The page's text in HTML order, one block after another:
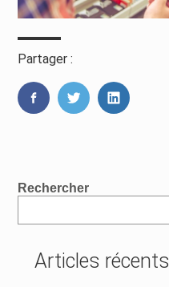
Partager :
FaceBookTwitterLinkedIn
Blog
Rechercher
Articles récents